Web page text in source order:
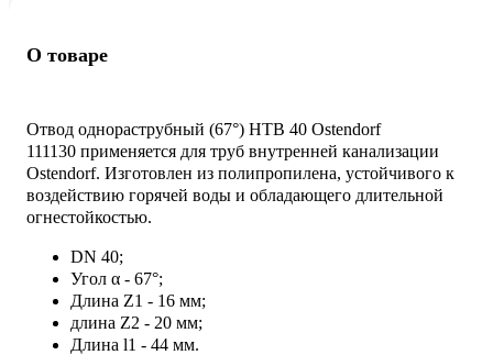
О товаре
Отвод однораструбный (67°) HTB 40 Ostendorf
111130 применяется для труб внутренней канализации
Ostendorf. Изготовлен из полипропилена, устойчивого к
воздействию горячей воды и обладающего длительной
огнестойкостью.
DN 40;
Угол α - 67°;
Длина Z1 - 16 мм;
длина Z2 - 20 мм;
Длина l1 - 44 мм.